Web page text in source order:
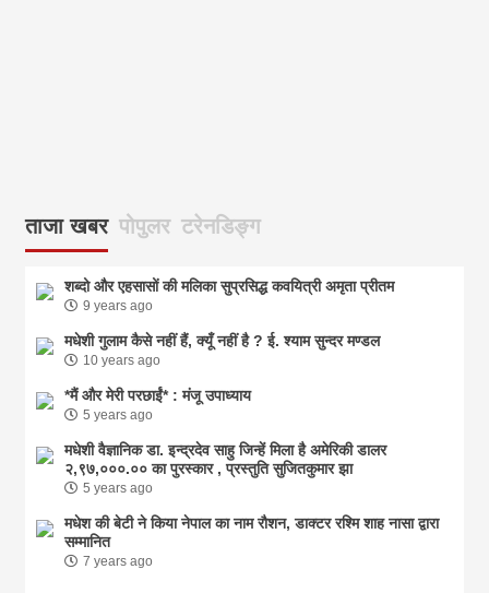
ताजा खबर पोपुलर टरेनडिङ्ग
शब्दो और एहसासों की मलिका सुप्रसिद्ध कवयित्री अमृता प्रीतम
9 years ago
मधेशी गुलाम कैसे नहीं हैं, क्यूँ नहीं है ? ई. श्याम सुन्दर मण्डल
10 years ago
*मैं और मेरी परछाईं* : मंजू उपाध्याय
5 years ago
मधेशी वैज्ञानिक डा. इन्द्रदेव साहु जिन्हें मिला है अमेरिकी डालर
२,९७,०००.०० का पुरस्कार , प्रस्तुति सुजितकुमार झा
5 years ago
मधेश की बेटी ने किया नेपाल का नाम राैशन, डाक्टर रश्मि शाह नासा द्वारा
सम्मानित
7 years ago